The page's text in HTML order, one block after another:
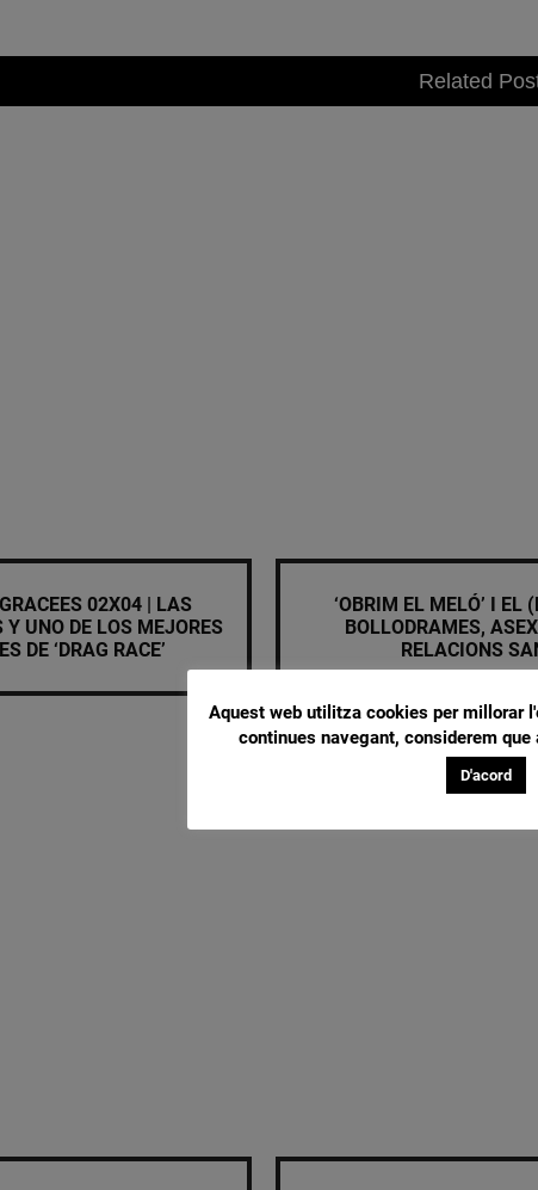
Related
02X04 | LAS
Y UNO DE LOS MEJORES
DE ‘DRAG RACE’
‘OBRIM EL MELÓ’ I EL
BOLLODRAMES,
RELACIONS
Aquest web utilitza cookies per millorar
continues navegant, considerem
D'acord